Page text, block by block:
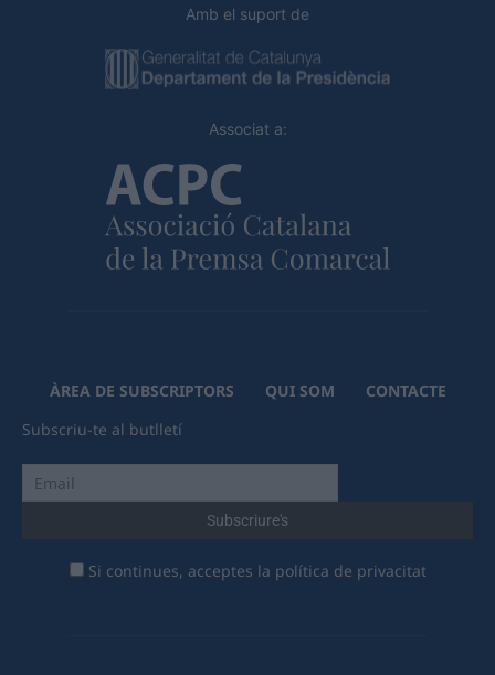
Amb el suport de
Associat a:
ÀREA DE SUBSCRIPTORS QUI SOM
CONTACTE
Subscriu-te al butlletí
Si continues, acceptes la política de privacitat